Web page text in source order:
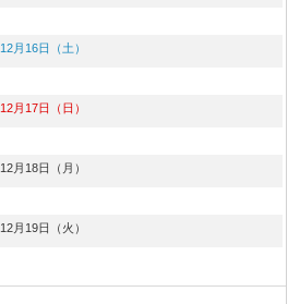
12月16日（土）
12月17日（日）
12月18日（月）
12月19日（火）